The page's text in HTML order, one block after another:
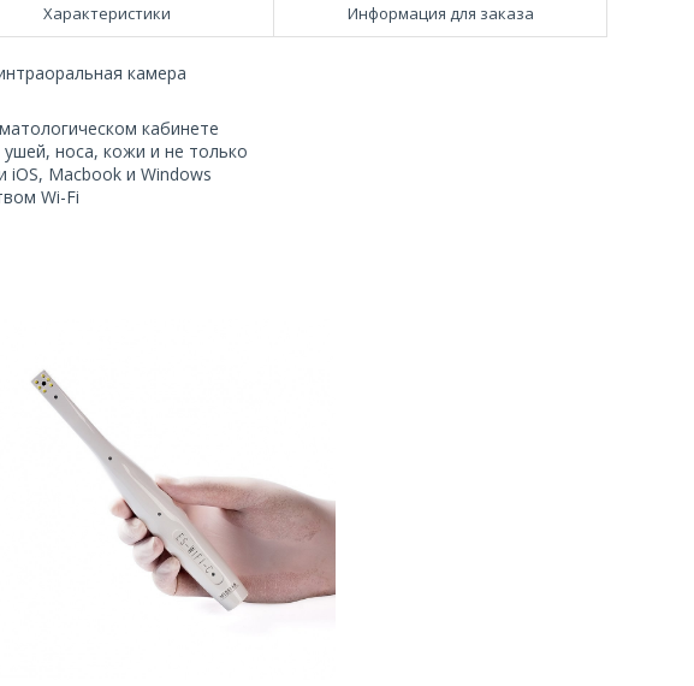
Характеристики Информация для заказа
камера
кабинете
носа, кожи и не только
Macbook и Windows
Wi-Fi